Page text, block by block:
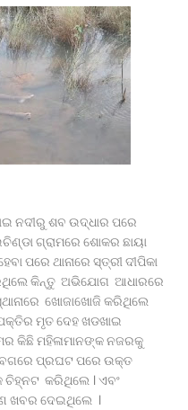
ବର୍ଷ ।
ହେବନାହିଁ ।
ନଡ଼ିଆ ବାହୁଙ୍ଗା ରେ 20ରୁ
ବିଭାଗୀୟ ତଦନ୍ତ ଆରମ୍ଭ l
ଘରେ ED
ପଞ୍ଚାୟତ ନିର୍ବାହୀ
ଦୁର୍ବ୍ୟବହାର
ଦ୍ୱାରା ଗାଡ଼ି ଓ ଡ୍ରାଇଭର
ଜବତ।
ରକ୍ତଦାନ ଶିବିର, ୯୩ ୟୁନିଟ୍
ନାଁରେ ପୋଲିସର ମିଥ୍ୟା
ଉଚ୍ଚ ନ୍ୟାୟାଳୟଙ୍କ ଦ୍ବାରସ୍ଥ
ହସ୍ତତନ୍ତ ଓ ହସ୍ତଶିଳ୍ପର
କଲେ ରାଜ୍ୟପାଳ*
ଏସ୍‌ଏସ୍‌ଡି ଉଚ୍ଚ ବିଦ୍ୟାଳୟ
ଘଟଣା ସମ୍ପର୍କରେ ।
ନଦୀରୁ ଶବ ଉଦ୍ଧାର ପରେ
ଗ୍ରାମରେ ଶୋକର ଛାୟା
ପରେ ଥାନାରେ ସ୍ତ୍ରୀ ଦୀପିକା
କିନ୍ତୁ ଅଭିଯୋଗ ଆଧାରରେ
ଖୋଜାଖୋଜି କରିଥିଲେ
ମୃତ ଦେହ ଖଡଖାଇ
କିଛି ମହିଳାମାନଙ୍କ ନଜରକୁ
ପ୍ରଘଟ ପରେ ଉକ୍ତ
ଚିହ୍ନଟ କରିଥିଲେ । ଏବଂ
ଖବର ଦେଇଥିଲେ ।